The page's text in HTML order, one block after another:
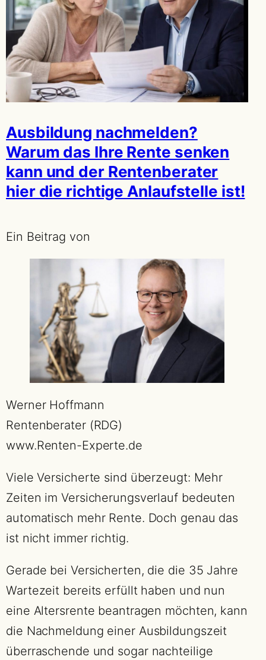
Ausbildung nachmelden?
Warum das Ihre Rente senken
kann und der Rentenberater
hier die richtige Anlaufstelle ist!
Ein Beitrag von
Werner Hoffmann
Rentenberater (RDG)
www.Renten-Experte.de
Viele Versicherte sind überzeugt: Mehr
Zeiten im Versicherungsverlauf bedeuten
automatisch mehr Rente. Doch genau das
ist nicht immer richtig.
Gerade bei Versicherten, die die 35 Jahre
Wartezeit bereits erfüllt haben und nun
eine Altersrente beantragen möchten, kann
die Nachmeldung einer Ausbildungszeit
überraschende und sogar nachteilige